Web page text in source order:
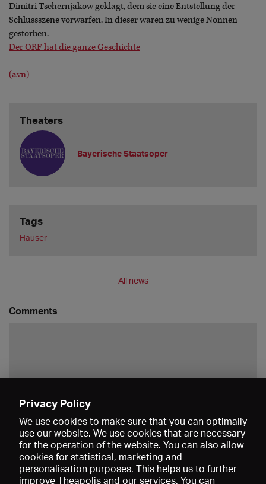
Dimitri Tschernjakow geklagt, dem sie eine Entstellung der
Schlussszene vorwarfen. In dieser waren zu wenige Nonnen
gestorben.
Der ORF hat die ganze Geschichte
(avn)
Theaters
Bayerische Staatsoper
Tags
Häuser
All news
Comments
Privacy Policy
We use cookies to make sure that you can optimally
use our website. We use cookies that are necessary
for the operation of the website. You can also allow
cookies for statistical, marketing and
personalisation purposes. This helps us to further
improve Theapolis and our services. You can